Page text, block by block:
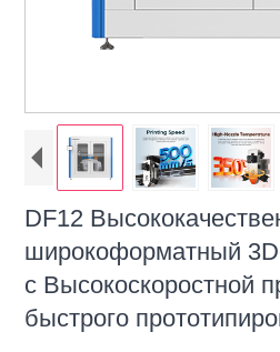
DF12
широкоформатный
с Высокоскоростной
быстрого